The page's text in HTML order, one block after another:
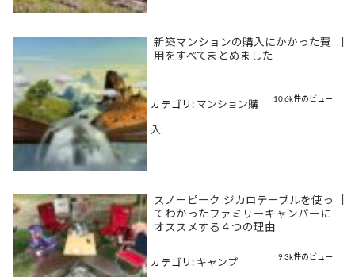
新築マンションの購入にかかった費
用をすべてまとめました
10.6k件のビュー
カテゴリ: マンション購
入
スノーピーク ジカロテーブルを使っ
てわかったファミリーキャンパーに
オススメする４つの理由
9.3k件のビュー
カテゴリ: キャンプ